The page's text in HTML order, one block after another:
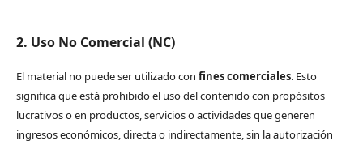
2. Uso No Comercial (NC)
El material no puede ser utilizado con fines comerciales. Esto
significa que está prohibido el uso del contenido con propósitos
lucrativos o en productos, servicios o actividades que generen
ingresos económicos, directa o indirectamente, sin la autorización